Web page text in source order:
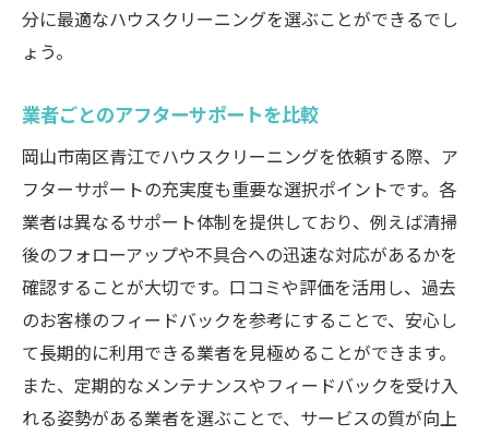
分に最適なハウスクリーニングを選ぶことができるでし
ょう。
業者ごとのアフターサポートを比較
岡山市南区青江でハウスクリーニングを依頼する際、ア
フターサポートの充実度も重要な選択ポイントです。各
業者は異なるサポート体制を提供しており、例えば清掃
後のフォローアップや不具合への迅速な対応があるかを
確認することが大切です。口コミや評価を活用し、過去
のお客様のフィードバックを参考にすることで、安心し
て長期的に利用できる業者を見極めることができます。
また、定期的なメンテナンスやフィードバックを受け入
れる姿勢がある業者を選ぶことで、サービスの質が向上